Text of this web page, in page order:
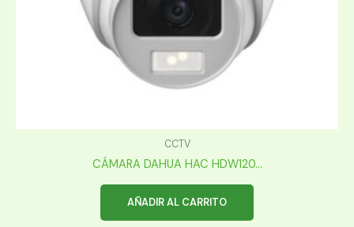
CCTV
CÁMARA DAHUA HAC HDW120...
AÑADIR AL CARRITO